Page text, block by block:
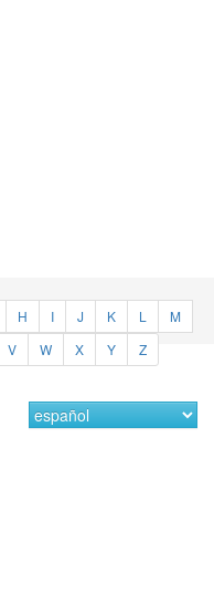
H I J K L
M
V W X Y Z